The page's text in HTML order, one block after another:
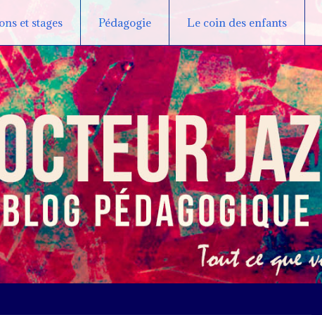
et stages Pédagogie Le coin des enfants